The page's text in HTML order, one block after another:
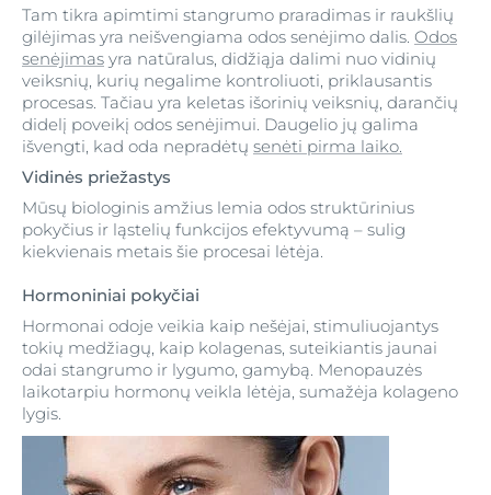
Tam tikra apimtimi stangrumo praradimas ir raukšlių
gilėjimas yra neišvengiama odos senėjimo dalis. Odos
senėjimas yra natūralus, didžiąja dalimi nuo vidinių
veiksnių, kurių negalime kontroliuoti, priklausantis
procesas. Tačiau yra keletas išorinių veiksnių, darančių
didelį poveikį odos senėjimui. Daugelio jų galima
išvengti, kad oda nepradėtų senėti pirma laiko.
Vidinės priežastys
Mūsų biologinis amžius lemia odos struktūrinius
pokyčius ir ląstelių funkcijos efektyvumą – sulig
kiekvienais metais šie procesai lėtėja.
Hormoniniai pokyčiai
Hormonai odoje veikia kaip nešėjai, stimuliuojantys
tokių medžiagų, kaip kolagenas, suteikiantis jaunai
odai stangrumo ir lygumo, gamybą. Menopauzės
laikotarpiu hormonų veikla lėtėja, sumažėja kolageno
lygis.